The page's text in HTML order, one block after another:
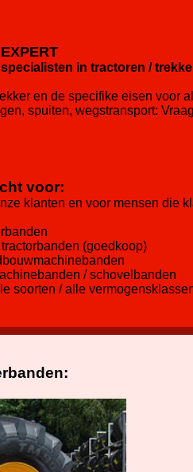
in tractoren /
en de specifike eisen voor
spuiten, wegstransport:
voor:
klanten en voor mensen die
(goedkoop)
/ schovelbanden
soorten / alle